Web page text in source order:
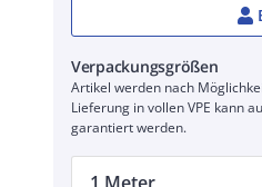
Verpackungsgrößen
Artikel werden nach
Lieferung in vollen VPE kann
garantiert werden.